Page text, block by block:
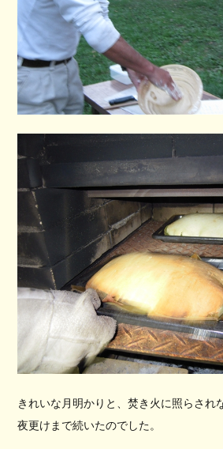
きれいな月明かりと、焚き火に照らされ
夜更けまで続いたのでした。